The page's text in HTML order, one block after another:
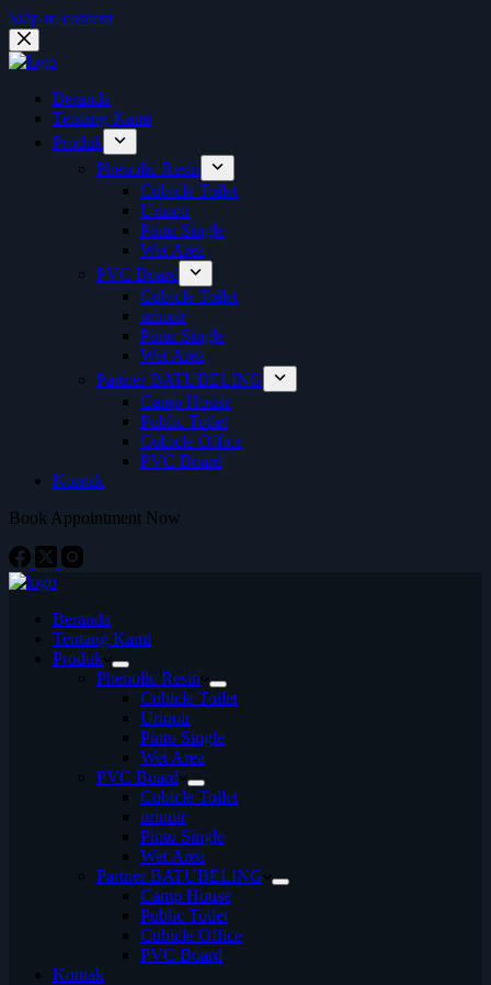
Skip to content
Beranda
Tentang Kami
Produk
Phenolic Resin
Cubicle Toilet
Urinoir
Pintu Single
Wet Area
PVC Board
Cubicle Toilet
urinoir
Pintu Single
Wet Area
Partner BATUBELING
Camp House
Public Toilet
Cubicle Office
PVC Board
Kontak
Book Appointment Now
Beranda
Tentang Kami
Produk
Phenolic Resin
Cubicle Toilet
Urinoir
Pintu Single
Wet Area
PVC Board
Cubicle Toilet
urinoir
Pintu Single
Wet Area
Partner BATUBELING
Camp House
Public Toilet
Cubicle Office
PVC Board
Kontak